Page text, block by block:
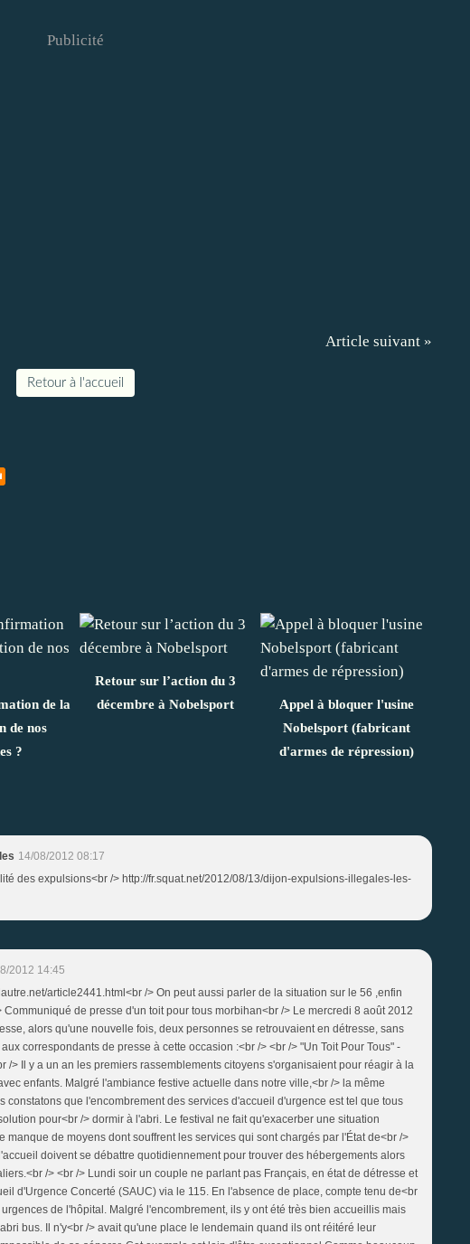
Publicité
Article suivant »
Retour à l'accueil
de la
de nos
?
Retour sur l’action du 3
décembre à Nobelsport
Appel à bloquer l'usine
Nobelsport (fabricant
d'armes de répression)
14/08/2012 08:17
des expulsions<br /> http://fr.squat.net/2012/08/13/dijon-expulsions-illegales-les-
2012 14:45
article2441.html<br /> On peut aussi parler de la situation sur le 56 ,enfin
de presse d'un toit pour tous morbihan<br /> Le mercredi 8 août 2012
alors qu'une nouvelle fois, deux personnes se retrouvaient en détresse, sans
correspondants de presse à cette occasion :<br /> <br /> "Un Toit Pour Tous" -
/> Il y a un an les premiers rassemblements citoyens s'organisaient pour réagir à la
enfants. Malgré l'ambiance festive actuelle dans notre ville,<br /> la même
que l'encombrement des services d'accueil d'urgence est tel que tous
pour<br /> dormir à l'abri. Le festival ne fait qu'exacerber une situation
manque de moyens dont souffrent les services qui sont chargés par l'État de<br />
doivent se débattre quotidiennement pour trouver des hébergements alors
/> <br /> Lundi soir un couple ne parlant pas Français, en état de détresse et
d'Urgence Concerté (SAUC) via le 115. En l'absence de place, compte tenu de<br
de l'hôpital. Malgré l'encombrement, ils y ont été très bien accueillis mais
bus. Il n'y<br /> avait qu'une place le lendemain quand ils ont réitéré leur